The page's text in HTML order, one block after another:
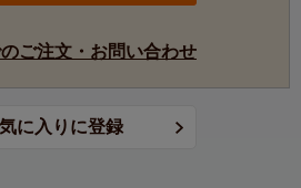
ご注文・お問い合わせ